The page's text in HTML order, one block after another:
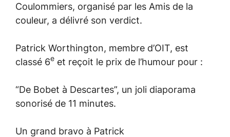
Coulommiers, organisé par les Amis de la
couleur, a délivré son verdict.
Patrick Worthington, membre d’OIT, est
classé 6e et reçoit le prix de l’humour pour :
“De Bobet à Descartes”, un joli diaporama
sonorisé de 11 minutes.
Un grand bravo à Patrick